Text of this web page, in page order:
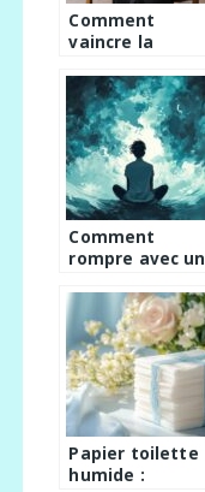
Comment
vaincre la
avec des
stratégies
pratiques
Comment
rompre avec un
narcissique ?
Les erreurs à
éviter pour ne
pas le laisser
revenir
Papier toilette
humide :